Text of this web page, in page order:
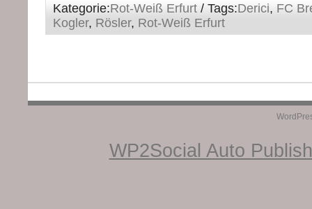
Kategorie:Rot-Weiß Erfurt / Tags:Derici, FC
Kogler, Rösler, Rot-Weiß Erfurt
WP2Social Auto Publish